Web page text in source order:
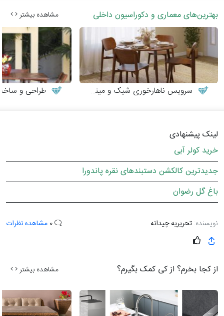
بهترین‌های معماری و دکوراسیون داخلی مشاهده بیشتر
سرویس ناهارخوری شیک و مینیمال طراحی و ساخت
لینک پیشنهادی
خرید کولر آبی
جدیدترین کالکشن دستبندهای نقره پاندورا
باغ گل رضوان
نویسنده: تحریریه چیدانه مشاهده نظرات
از کجا بخرم؟ از کی کمک بگیرم؟ مشاهده بیشتر